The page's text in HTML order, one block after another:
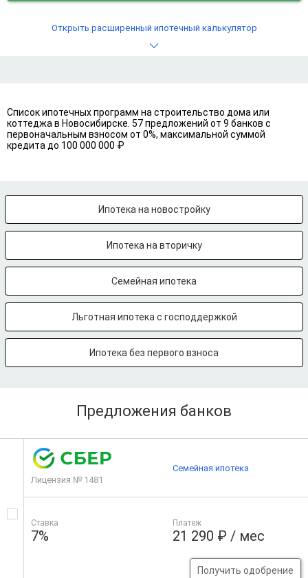
Открыть расширенный ипотечный калькулятор
Список ипотечных программ на строительство дома или
коттеджа в Новосибирске. 57 предложений от 9 банков с
первоначальным взносом от 0%, максимальной суммой
кредита до 100 000 000 ₽
Ипотека на новостройку
Ипотека на вторичку
Семейная ипотека
Льготная ипотека с господдержкой
Ипотека без первого взноса
Предложения банков
Лицензия № 1481
Ставка
7%
Платеж
21 290 ₽ / мес
Получить одобрение
Семейная ипотека